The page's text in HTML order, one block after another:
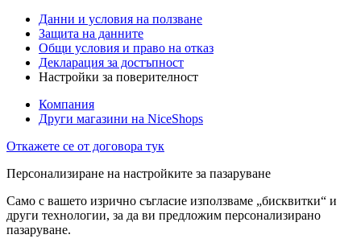
Данни и условия на ползване
Защита на данните
Общи условия и право на отказ
Декларация за достъпност
Настройки за поверителност
Компания
Други магазини на NiceShops
Откажете се от договора тук
Персонализиране на настройките за пазаруване
Само с вашето изрично съгласие използваме „бисквитки“ и
други технологии, за да ви предложим персонализирано
пазаруване.